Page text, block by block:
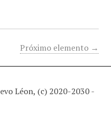
Próximo elemento →
Léon, (c) 2020-2030 -